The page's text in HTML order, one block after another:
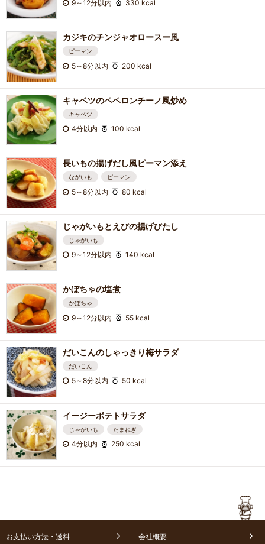
9～12分以内 330 kcal
カジキのチンジャオロースー風
ピーマン
5～8分以内 200 kcal
キャベツのペペロンチーノ風炒め
キャベツ
4分以内 100 kcal
長いもの揚げだし風ピーマン添え
ながいも ピーマン
5～8分以内 80 kcal
じゃがいもとえびの揚げびたし
じゃがいも
9～12分以内 140 kcal
かぼちゃの塩煮
かぼちゃ
9～12分以内 55 kcal
だいこんのしゃっきり梅サラダ
だいこん
5～8分以内 50 kcal
イージーポテトサラダ
じゃがいも たまねぎ
4分以内 250 kcal
お支払い方法・送料 会社概要